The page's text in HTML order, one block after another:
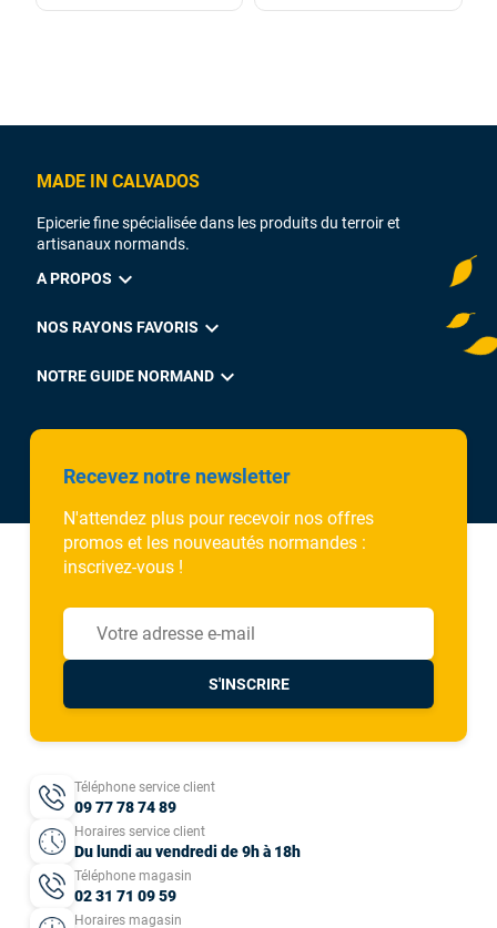
MADE IN CALVADOS
Epicerie fine spécialisée dans les produits du terroir et
artisanaux normands.
A PROPOS expand_more
NOS RAYONS FAVORIS expand_more
NOTRE GUIDE NORMAND expand_more
Recevez notre newsletter
N'attendez plus pour recevoir nos offres
promos et les nouveautés normandes :
inscrivez-vous !
S'INSCRIRE
Téléphone service client
09 77 78 74 89
Horaires service client
Du lundi au vendredi de 9h à 18h
Téléphone magasin
02 31 71 09 59
Horaires magasin